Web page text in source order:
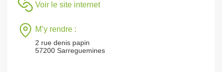
Voir le site internet
M’y rendre :
2 rue denis papin
57200 Sarreguemines